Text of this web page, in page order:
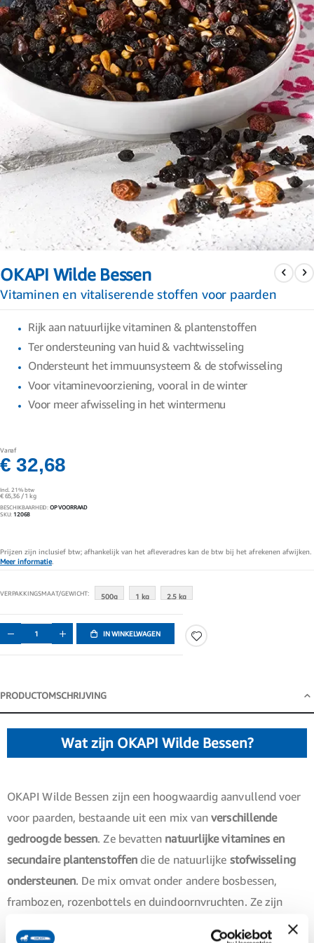
het
van
OKAPI Wilde Bessen
Vitaminen en vitaliserende stoffen voor paarden
Rijk aan natuurlijke vitaminen & plantenstoffen
Ter ondersteuning van huid & vachtwisseling
Ondersteunt het immuunsysteem & de stofwisseling
Voor vitaminevoorziening, vooral in de winter
Voor meer afwisseling in het wintermenu
Vanaf
€ 32,68
Incl. 21% btw
€ 65,36/ 1 kg
BESCHIKBAARHEID: OP VOORRAAD
SKU 12068
Prijzen zijn inclusief btw; afhankelijk van het afleveradres kan de btw bij het afrekenen afwijken.
Meer informatie.
VERPAKKINGSMAAT/GEWICHT 500g 1 kg 2.5 kg
IN WINKELWAGEN
PRODUCTOMSCHRIJVING
Productomschrijving
Wat zijn OKAPI Wilde Bessen?
OKAPI Wilde Bessen zijn een hoogwaardig aanvullend voer
voor paarden, bestaande uit een mix vanverschillende
gedroogde bessen. Ze bevatten natuurlijke vitamines en
secundaire plantenstoffen die de natuurlijke stofwisseling
ondersteunen. De mix omvat onder andere bosbessen,
frambozen, rozenbottels en duindoornvruchten. Ze zijn
bijzonder geschikt voor voeding in de winter of bij beperkte